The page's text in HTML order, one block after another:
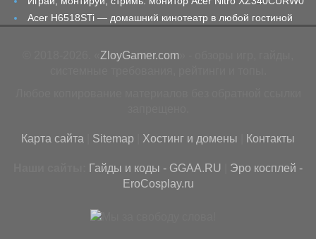
Acer H6518STi — домашний кинотеатр в любой гостиной
ZloyGamer.com
Карта сайта Sitemap Хостинг и домены Контакты
Гайды и коды - GGAA.RU
Эро косплей -
EroCosplay.ru